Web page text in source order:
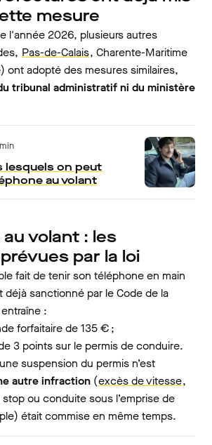
mesure
l'année 2026, plusieurs autres
Pas-de-Calais, Charente-Maritime
ont adopté des mesures similaires,
tribunal administratif ni du ministère
min
lesquels on peut
au volant
volant : les
par la loi
fait de tenir son téléphone en main
sanctionné par le Code de la
:
forfaitaire de 135 € ;
3 points sur le permis de conduire.
suspension du permis n’est
autre infraction (excès de vitesse,
ou conduite sous l’emprise de
était commise en même temps.